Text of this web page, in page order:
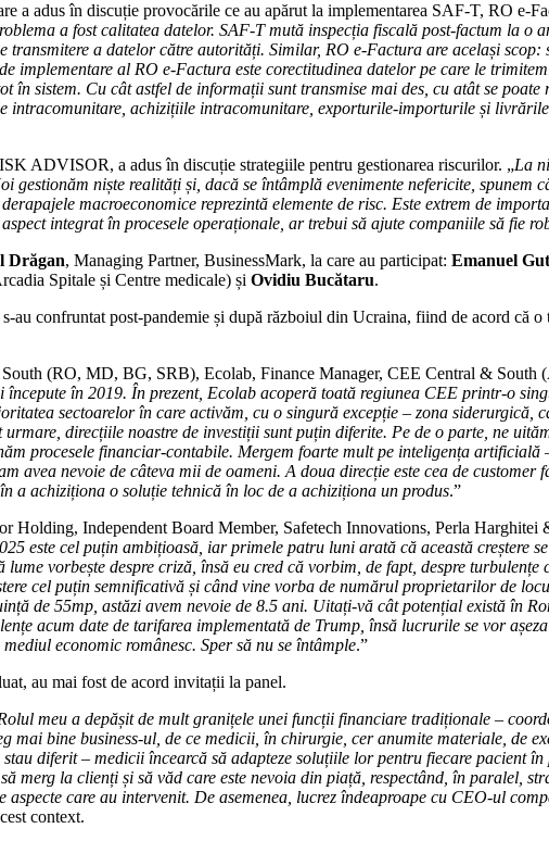
a adus în discuție provocările ce au apărut la implementarea SAF-T, RO e-
a fost calitatea datelor. SAF-T mută inspecția fiscală post-factum la
a datelor către autorități. Similar, RO e-Factura are același scop:
implementare al RO e-Factura este corectitudinea datelor pe care le
în sistem. Cu cât astfel de informații sunt transmise mai des, cu atât se
achizițiile intracomunitare, exporturile-importurile și
ADVISOR, a adus în discuție strategiile pentru gestionarea riscurilor. „La
gestionăm niște realități și, dacă se întâmplă evenimente nefericite,
macroeconomice reprezintă elemente de risc. Este extrem de
integrat în procesele operaționale, ar trebui să ajute companiile să fie
Drăgan, Managing Partner, BusinessMark, la care au participat: Emanuel
Spitale și Centre medicale) și Ovidiu Bucătaru.
confruntat post-pandemie și după războiul din Ucraina, fiind de acord că
(RO, MD, BG, SRB), Ecolab, Finance Manager, CEE Central &
în 2019. În prezent, Ecolab acoperă toată regiunea CEE printr-o
sectoarelor în care activăm, cu o singură excepție – zona
direcțiile noastre de investiții sunt puțin diferite. Pe de o parte, ne
procesele financiar-contabile. Mergem foarte mult pe inteligența
avea nevoie de câteva mii de oameni. A doua direcție este cea de
a achiziționa o soluție tehnică în loc de a achiziționa un produs.”
Holding, Independent Board Member, Safetech Innovations, Perla Harghitei
este cel puțin ambițioasă, iar primele patru luni arată că această creștere
vorbește despre criză, însă eu cred că vorbim, de fapt, despre
cel puțin semnificativă și când vine vorba de numărul proprietarilor de
de 55mp, astăzi avem nevoie de 8.5 ani. Uitați-vă cât potențial există în
acum date de tarifarea implementată de Trump, însă lucrurile se vor
economic românesc. Sper să nu se întâmple.”
au mai fost de acord invitații la panel.
meu a depășit de mult granițele unei funcții financiare tradiționale –
mai bine business-ul, de ce medicii, în chirurgie, cer anumite materiale, de
diferit – medicii încearcă să adapteze soluțiile lor pentru fiecare pacient
merg la clienți și să văd care este nevoia din piață, respectând, în paralel,
care au intervenit. De asemenea, lucrez îndeaproape cu CEO-ul
context.